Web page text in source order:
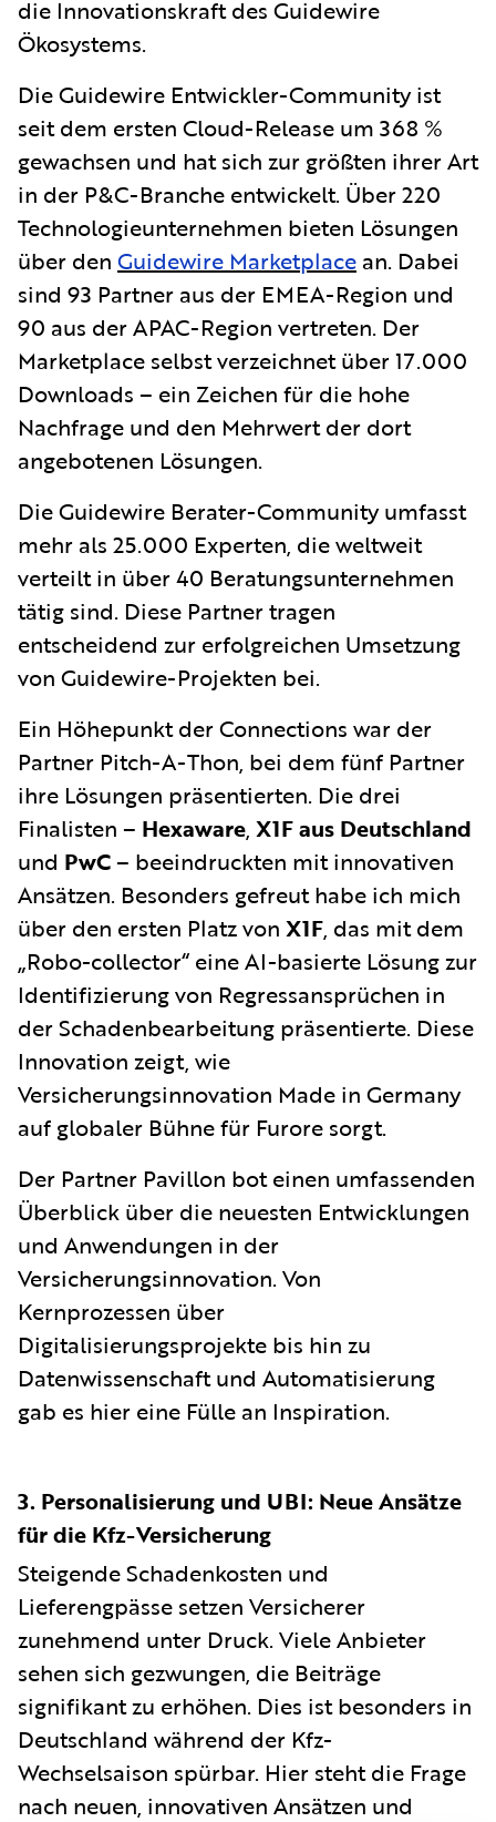
die Innovationskraft des Guidewire
Ökosystems.
Die Guidewire Entwickler-Community ist
seit dem ersten Cloud-Release um 368 %
gewachsen und hat sich zur größten ihrer Art
in der P&C-Branche entwickelt. Über 220
Technologieunternehmen bieten Lösungen
über den Guidewire Marketplace an. Dabei
sind 93 Partner aus der EMEA-Region und
90 aus der APAC-Region vertreten. Der
Marketplace selbst verzeichnet über 17.000
Downloads – ein Zeichen für die hohe
Nachfrage und den Mehrwert der dort
angebotenen Lösungen.
Die Guidewire Berater-Community umfasst
mehr als 25.000 Experten, die weltweit
verteilt in über 40 Beratungsunternehmen
tätig sind. Diese Partner tragen
entscheidend zur erfolgreichen Umsetzung
von Guidewire-Projekten bei.
Ein Höhepunkt der Connections war der
Partner Pitch-A-Thon, bei dem fünf Partner
ihre Lösungen präsentierten. Die drei
Finalisten – Hexaware, X1F aus Deutschland
und PwC– beeindruckten mit innovativen
Ansätzen. Besonders gefreut habe ich mich
über den ersten Platz von X1F, das mit dem
„Robo-collector“ eine AI-basierte Lösung zur
Identifizierung von Regressansprüchen in
der Schadenbearbeitung präsentierte. Diese
Innovation zeigt, wie
Versicherungsinnovation Made in Germany
auf globaler Bühne für Furore sorgt.
Der Partner Pavillon bot einen umfassenden
Überblick über die neuesten Entwicklungen
und Anwendungen in der
Versicherungsinnovation. Von
Kernprozessen über
Digitalisierungsprojekte bis hin zu
Datenwissenschaft und Automatisierung
gab es hier eine Fülle an Inspiration.
3. Personalisierung und UBI: Neue Ansätze
für die Kfz-Versicherung
Steigende Schadenkosten und
Lieferengpässe setzen Versicherer
zunehmend unter Druck. Viele Anbieter
sehen sich gezwungen, die Beiträge
signifikant zu erhöhen. Dies ist besonders in
Deutschland während der Kfz-
Wechselsaison spürbar. Hier steht die Frage
nach neuen, innovativen Ansätzen und